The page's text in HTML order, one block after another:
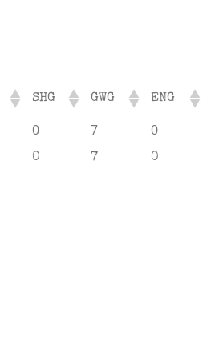
SHG GWG ENG
0 7 0
0 7 0